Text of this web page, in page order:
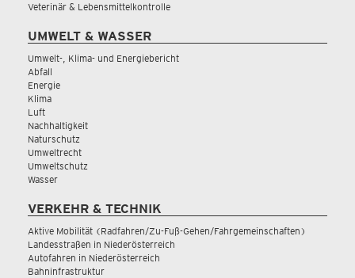
Veterinär & Lebensmittelkontrolle
UMWELT & WASSER
Umwelt-, Klima- und Energiebericht
Abfall
Energie
Klima
Luft
Nachhaltigkeit
Naturschutz
Umweltrecht
Umweltschutz
Wasser
VERKEHR & TECHNIK
Aktive Mobilität (Radfahren/Zu-Fuß-Gehen/Fahrgemeinschaften)
Landesstraßen in Niederösterreich
Autofahren in Niederösterreich
Bahninfrastruktur